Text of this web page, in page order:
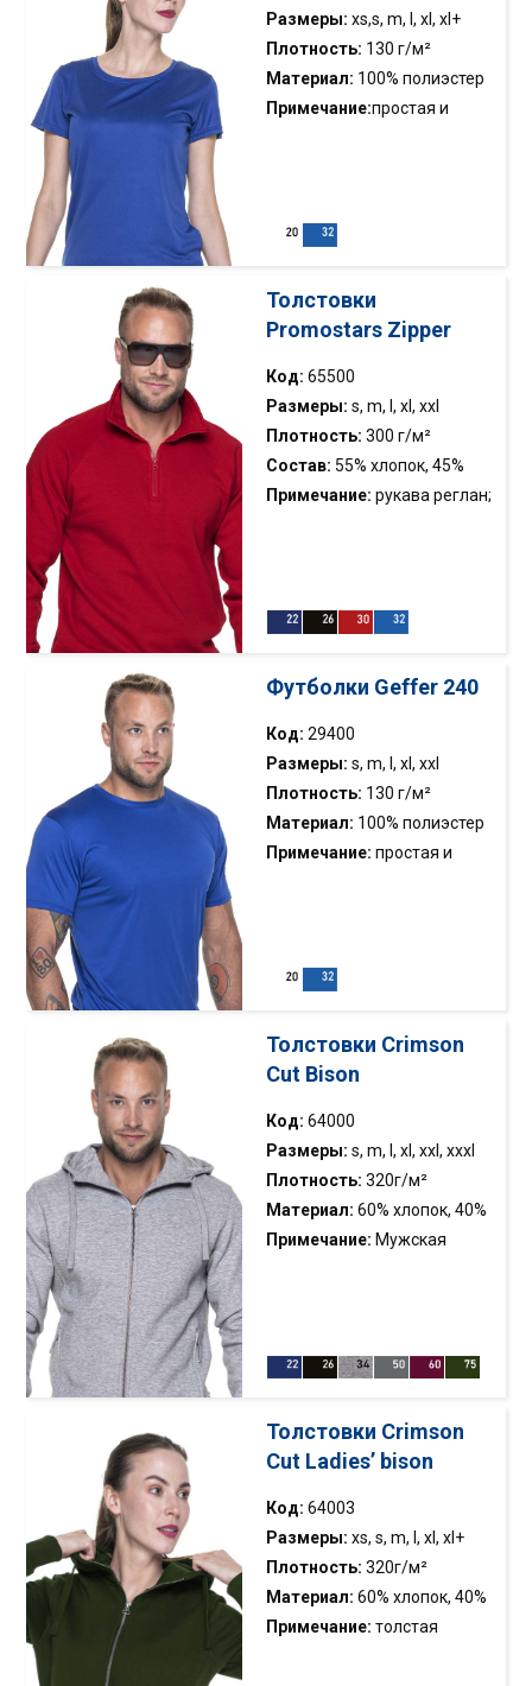
Размеры: xs,s, m, l, xl, xl+
Плотность: 130 г/м²
Материал: 100% полиэстер
Примечание:простая и
дышащая, быстросохнущая
хлопчатая лента; двойная
строчкa; отрывная этикетка
Толстовки
Promostars Zipper
Код: 65500
Размеры: s, m, l, xl, xxl
Плотность: 300 г/м²
Состав: 55% хлопок, 45%
полиэстер
Примечание: рукава реглан;
полотно с начесом;двойная
укрепляющая на шее
Футболки Geffer 240
Код: 29400
Размеры: s, m, l, xl, xxl
Плотность: 130 г/м²
Материал: 100% полиэстер
Примечание: простая и
быстросохнущая и
Толстовки Crimson
Cut Bison
Код: 64000
Размеры: s, m, l, xl, xxl, xxxl
Плотность: 320г/м²
Материал: 60% хлопок, 40%
полиэстер;цвет 34: 75%
Примечание: Мужская
воротником; ткань типа
нейлоновые молнии в
карманах YKK; эластичная
кромка;двойная строчка
Толстовки Crimson
Cut Ladies’ bison
Код: 64003
Размеры: xs, s, m, l, xl, xl+
Плотность: 320г/м²
Материал: 60% хлопок, 40%
полиэстер;цвет 34: 75%
Примечание: толстая